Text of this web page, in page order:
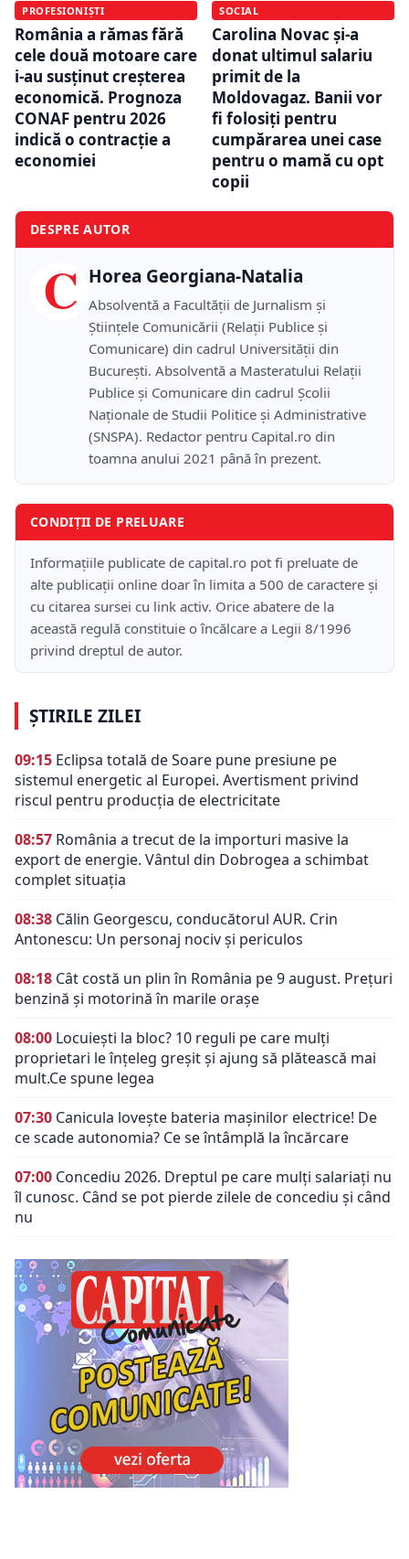
PROFESIONIȘTI
România a rămas fără
cele două motoare care
i-au susținut creșterea
economică. Prognoza
CONAF pentru 2026
indică o contracție a
economiei
SOCIAL
Carolina Novac și-a
donat ultimul salariu
primit de la
Moldovagaz. Banii vor
fi folosiți pentru
cumpărarea unei case
pentru o mamă cu opt
copii
DESPRE AUTOR
C Horea Georgiana-Natalia
Absolventă a Facultății de Jurnalism și
Științele Comunicării (Relații Publice și
Comunicare) din cadrul Universității din
București. Absolventă a Masteratului Relații
Publice și Comunicare din cadrul Școlii
Naţionale de Studii Politice și Administrative
(SNSPA). Redactor pentru Capital.ro din
toamna anului 2021 până în prezent.
CONDIȚII DE PRELUARE
Informațiile publicate de capital.ro pot fi preluate de
alte publicații online doar în limita a 500 de caractere și
cu citarea sursei cu link activ. Orice abatere de la
această regulă constituie o încălcare a Legii 8/1996
privind dreptul de autor.
ȘTIRILE ZILEI
09:15 Eclipsa totală de Soare pune presiune pe
sistemul energetic al Europei. Avertisment privind
riscul pentru producția de electricitate
08:57 România a trecut de la importuri masive la
export de energie. Vântul din Dobrogea a schimbat
complet situația
08:38 Călin Georgescu, conducătorul AUR. Crin
Antonescu: Un personaj nociv şi periculos
08:18 Cât costă un plin în România pe 9 august. Prețuri
benzină și motorină în marile orașe
08:00 Locuiești la bloc? 10 reguli pe care mulți
proprietari le înțeleg greșit și ajung să plătească mai
mult.Ce spune legea
07:30 Canicula lovește bateria mașinilor electrice! De
ce scade autonomia? Ce se întâmplă la încărcare
07:00 Concediu 2026. Dreptul pe care mulți salariați nu
îl cunosc. Când se pot pierde zilele de concediu și când
nu